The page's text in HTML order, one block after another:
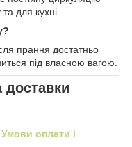
для кухні.
прання достатньо
під власною вагою.
Умови оплати і